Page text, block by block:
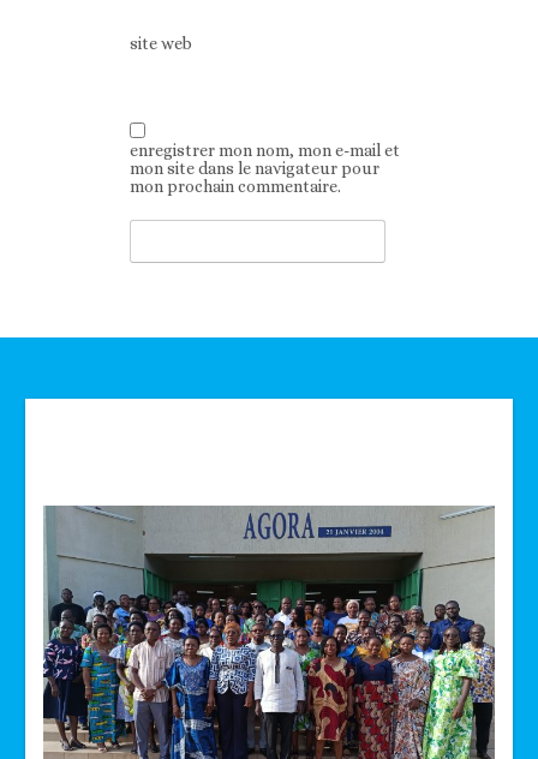
site web
enregistrer mon nom, mon e-mail et
mon site dans le navigateur pour
mon prochain commentaire.